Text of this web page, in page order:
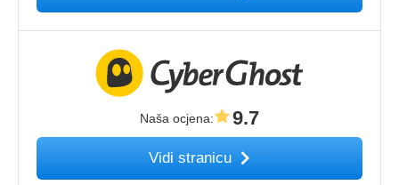
Naša ocjena: 9.7
Vidi stranicu